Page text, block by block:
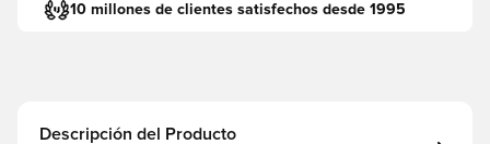
10 millones de clientes satisfechos desde 1995
Descripción del Producto